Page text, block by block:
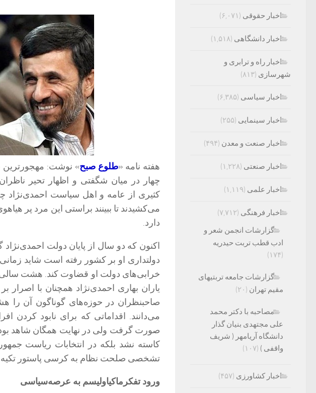
هفته نامه «طلوع صبح» نوشت: مهجور‌ترین
چهار در میان شگفتی و اظهار تحیر
کثیری از عامه و اهل سیاست احمدی‌نژاد
می‌کشیدند تا ببینند براستی این مرد پر
دارد.
اکنون که دو سال از پایان دولت
دولتداری او بر کشور رفته است شاید
خرابی‌های دولت او قضاوت کند. هشت سالی
یاران بهاری احمدی‌نژاد همچنان با
صاحبنظران در حوزه‌های گوناگون آن را
می‌دانند. اقداماتی که برای نابود کردن
صورت گرفت ولی در ‌‌نهایت همگان شاهد
کاسته نشد بلکه در انتخابات ریاست
تشخصی صلحت نظام به کرسی پاستور تکیه
ورود تفکرماکیاولیسم به عرصه‌سیاسی
اخبار حقوقی (۶,۰۷۱)
اخبار دانشگاهی (۱,۵۱۸)
اخبار راه و ترابری و
شهرسازی (۸۱۳)
اخبار سیاسی (۶,۳۸۵)
اخبار سینمایی (۲۵۵)
اخبار صنعت و معدن (۴۹۴)
اخبار صنعتی (۱,۲۲۸)
اخبار علمی (۱,۱۱۹)
اخبار فرهنگی (۷,۷۱۲)
گزارشات انجمن شعر و
ادب قطب تربت حیدریه
(۱۷۴)
گزارشات جامعه تربتیهای
مقیم تهران (۲۰)
مصاحبه با دکتر محمد
علی مجتهدی بنیان گذار
دانشگاه آریامهر ( شریف
واقفی ) (۱۰۷)
اخبار کشاورزی (۴۵۷)